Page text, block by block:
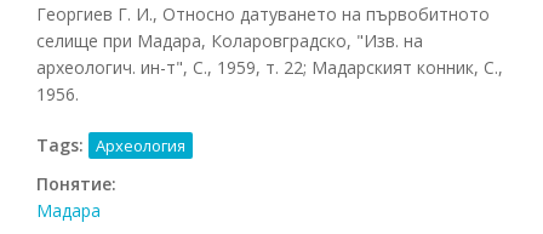
Георгиев Г. И., Относно датуването на първобитното
селище при Мадара, Коларовградско, "Изв. на
археологич. ин-т", С., 1959, т. 22; Мадарският конник, С.,
1956.
Tags: Археология
Понятие:
Мадара